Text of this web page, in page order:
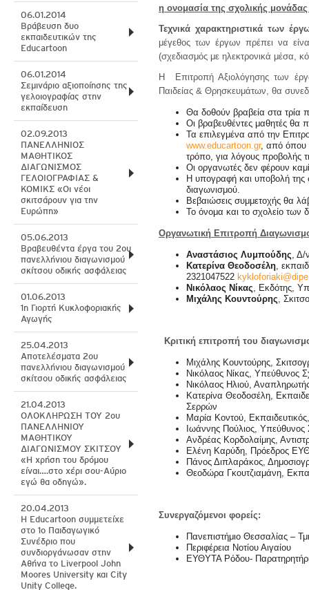
06.01.2014
Βράβευση δυο
εκπαιδευτικών της
Educartoon
06.01.2014
Σεμινάριο αξιοποίησης της
γελοιογραφίας στην
εκπαίδευση
02.09.2013
ΠΑΝΕΛΛΗΝΙΟΣ
ΜΑΘΗΤΙΚΟΣ
ΔΙΑΓΩΝΙΣΜΟΣ
ΓΕΛΟΙΟΓΡΑΦΙΑΣ &
ΚΟΜΙΚΣ «Οι νέοι
σκιτσάρουν για την
Ευρώπη»
05.06.2013
Βραβευθέντα έργα του 2ου
πανελλήνιου διαγωνισμού
σκίτσου οδικής ασφάλειας
01.06.2013
1η Γιορτή Κυκλοφοριακής
Αγωγής
25.04.2013
Αποτελέσματα 2ου
πανελλήνιου διαγωνισμού
σκίτσου οδικής ασφάλειας
21.04.2013
ΟΛΟΚΛΗΡΩΣΗ ΤΟΥ 2ου
ΠΑΝΕΛΛΗΝΙΟΥ
ΜΑΘΗΤΙΚΟΥ
ΔΙΑΓΩΝΙΣΜΟΥ ΣΚΙΤΣΟΥ
«Η χρήση του δρόμου
είναι….στο χέρι σου-Αύριο
εγώ θα οδηγώ».
20.04.2013
H Educartoon συμμετείχε
στο 1ο Παιδαγωγικό
Συνέδριο που
συνδιοργάνωσαν στην
Αθήνα το Liverpool John
Moores University και City
Unity College.
η ονομασία της σχολικής
Τεχνικά χαρακτηριστικά των
μέγεθος των έργων πρέπει να
(σχεδιασμός με ηλεκτρονικά μέσα,
Η Επιτροπή Αξιολόγησης των
Παιδείας & Θρησκευμάτων, θα
Θα δοθούν βραβεία στα τρία
Οι βραβευθέντες μαθητές θα
Τα επιλεγμένα από την
www.educartoon.gr, από όπου
τρόπο, για λόγους προβολής
Οι οργανωτές δεν φέρουν
Η υπογραφή και υποβολή της
διαγωνισμού.
Βεβαιώσεις συμμετοχής θα
Το όνομα και το σχολείο των
Οργανωτική Επιτροπή
Αναστάσιος Λυμπούδης, Δ/
Κατερίνα Θεοδοσέλη,
2321047522
Νικόλαος Νίκας, Εκδότης,
Μιχάλης Κουντούρης,
Κριτική επιτροπή του
Μιχάλης Κουντούρης,
Νικόλαος Νίκας, Υπεύθυνος
Νικόλαος Ηλιού,
Κατερίνα Θεοδοσέλη,
Σερρών
Μαρία Κοντού,
Ιωάννης Πούλιος,
Ανδρέας Κορδολαίμης,
Ελένη Καρύδη, Πρόεδρος
Πάνος Διπλαράκος,
Θεοδώρα Γκουτζιαμάνη,
Συνεργαζόμενοι φορείς:
Πανεπιστήμιο Θεσσαλίας –
Περιφέρεια Νοτίου Αιγαίου
ΕΥΘΥΤΑ Ρόδου-